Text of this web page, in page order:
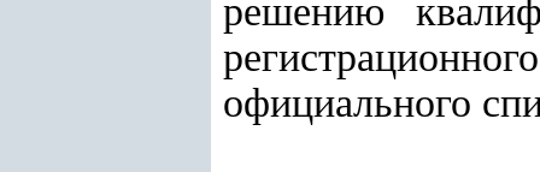
решению
официального